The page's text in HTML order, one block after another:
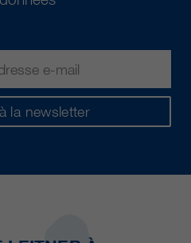
la newsletter